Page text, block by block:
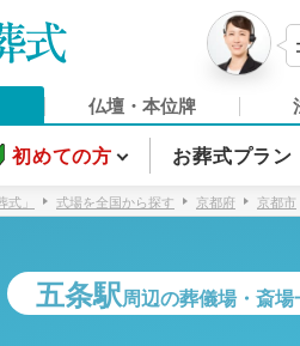
仏壇・本位牌
初めての方 お葬式プラン
」 式場を全国から探す 京都府 京都市
五条駅周辺の葬儀場・斎場